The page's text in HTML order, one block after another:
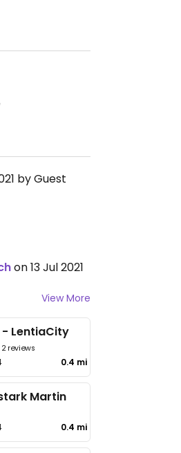
by Guest
on 13 Jul 2021
View More
- LentiaCity
2 reviews
0.4 mi
Martin
0.4 mi